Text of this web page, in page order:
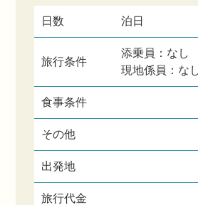
日数 泊日
旅行条件
添乗員：なし
現地係員：な
食事条件
その他
出発地
旅行代金